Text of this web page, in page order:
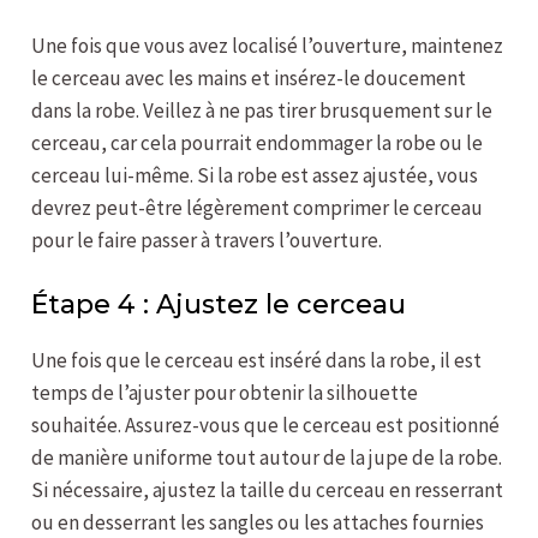
Une fois que vous avez localisé l’ouverture, maintenez
le cerceau avec les mains et insérez-le doucement
dans la robe. Veillez à ne pas tirer brusquement sur le
cerceau, car cela pourrait endommager la robe ou le
cerceau lui-même. Si la robe est assez ajustée, vous
devrez peut-être légèrement comprimer le cerceau
pour le faire passer à travers l’ouverture.
Étape 4 : Ajustez le cerceau
Une fois que le cerceau est inséré dans la robe, il est
temps de l’ajuster pour obtenir la silhouette
souhaitée. Assurez-vous que le cerceau est positionné
de manière uniforme tout autour de la jupe de la robe.
Si nécessaire, ajustez la taille du cerceau en resserrant
ou en desserrant les sangles ou les attaches fournies